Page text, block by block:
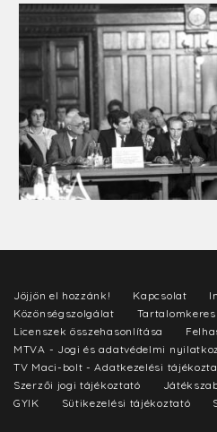
Jöjjön el hozzánk! Kapcsolat
Közönségszolgálat
Licenszek összehasonlítása
MTVA - Jogi és adatvédelmi
TV Maci-bolt - Adatkezelési
Szerzői jogi tájékoztató
GYIK
Sütikezelési tájékoztató